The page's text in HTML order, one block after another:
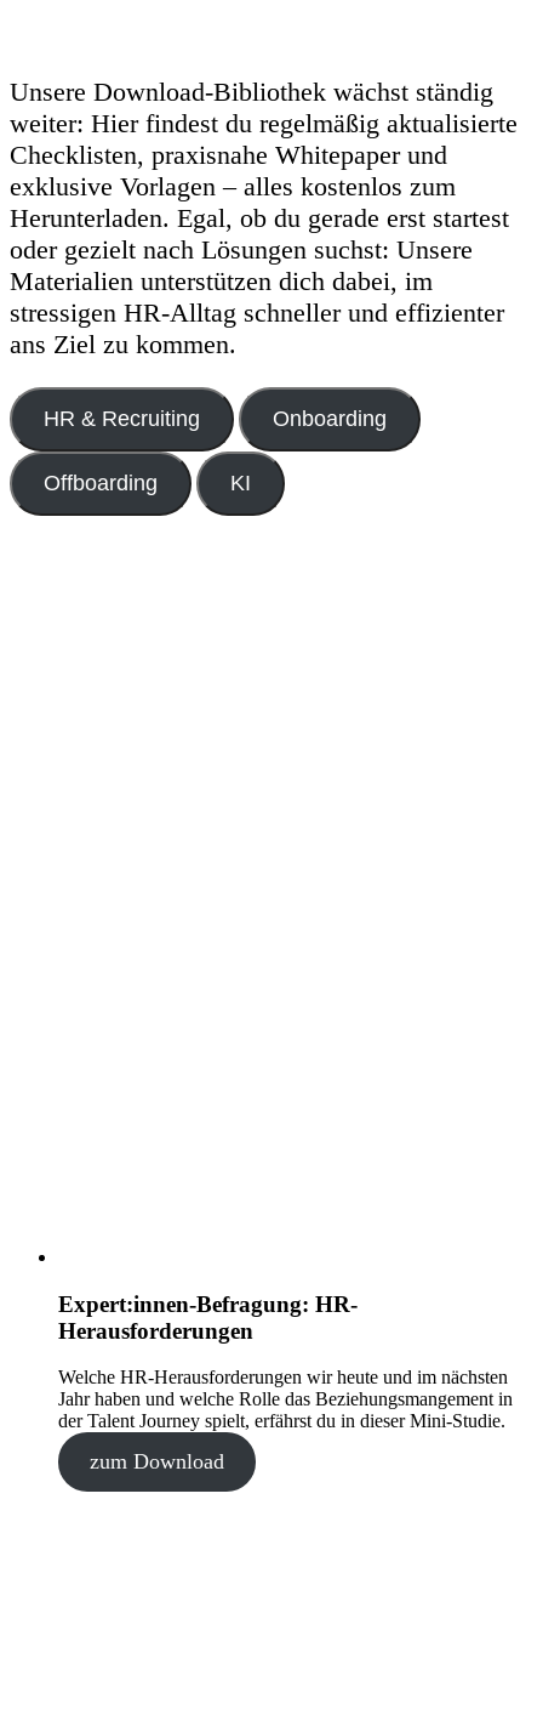
Unsere Download-Bibliothek wächst ständig
weiter: Hier findest du regelmäßig aktualisierte
Checklisten, praxisnahe Whitepaper und
exklusive Vorlagen – alles kostenlos zum
Herunterladen. Egal, ob du gerade erst startest
oder gezielt nach Lösungen suchst: Unsere
Materialien unterstützen dich dabei, im
stressigen HR-Alltag schneller und effizienter
ans Ziel zu kommen.
HR & Recruiting Onboarding
Offboarding KI
Expert:innen-Befragung: HR-
Herausforderungen
Welche HR-Herausforderungen wir heute und im nächsten
Jahr haben und welche Rolle das Beziehungsmangement in
der Talent Journey spielt, erfährst du in dieser Mini-Studie.
zum Download